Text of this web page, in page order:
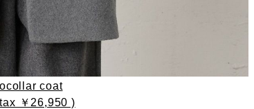
coat
￥26,950 )